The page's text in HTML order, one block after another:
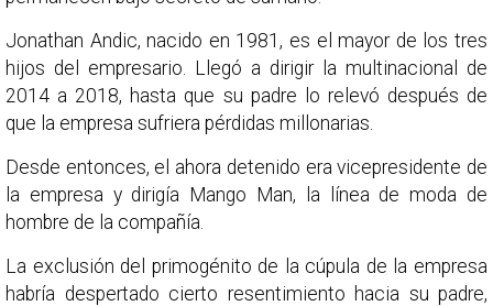
Jonathan Andic, nacido en 1981, es el mayor de los tres
hijos del empresario. Llegó a dirigir la multinacional de
2014 a 2018, hasta que su padre lo relevó después de
que la empresa sufriera pérdidas millonarias.
Desde entonces, el ahora detenido era vicepresidente de
la empresa y dirigía Mango Man, la línea de moda de
hombre de la compañía.
La exclusión del primogénito de la cúpula de la empresa
habría despertado cierto resentimiento hacia su padre,